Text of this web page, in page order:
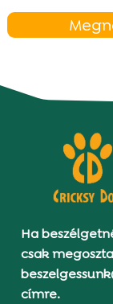
Ha
csak
címre.